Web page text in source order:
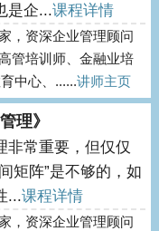
是企...课程详情
，资深企业管理顾问
管培训师、金融业培
中心、......讲师主页
理》
非常重要，但仅仅
矩阵”是不够的，如
...课程详情
，资深企业管理顾问